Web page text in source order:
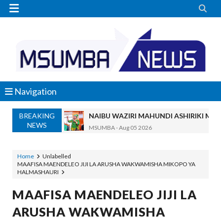
 
Navigation
BREAKING
NEWS
NAIBU WAZIRI MAHUNDI ASHIRIKI
MSUMBA-Aug 05 2026
KISHINDO CHA NGORONGORO
KAULIMBIU YA PSSSF YA ‘TUNALIPA
OSCAR ASSENGA -Aug 05 2026
TANZANIA KUNUFAIKA NA SH. BILIONI
Home
Unlabelled
MAAFISA MAENDELEO JIJI LA ARUSHA WAKWAMISHA MIKOPO YA
HALMASHAURI
MAAFISA MAENDELEO JIJI LA
ARUSHA WAKWAMISHA